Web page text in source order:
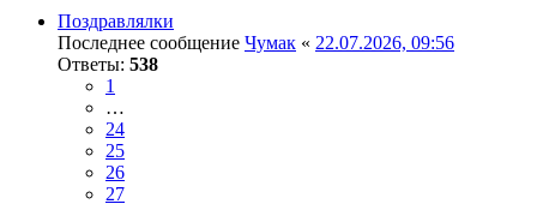
Поздравлялки
Последнее сообщение Чумак « 22.07.2026, 09:56
Ответы: 538
1
…
24
25
26
27